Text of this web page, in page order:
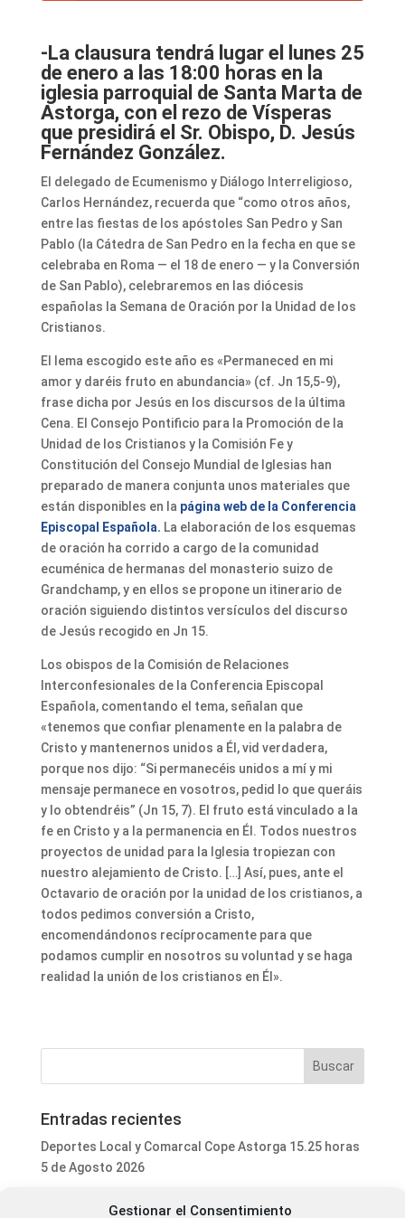
Gestionar el Consentimiento
-La clausura tendrá lugar el lunes 25
de enero a las 18:00 horas en la
iglesia parroquial de Santa Marta de
Astorga, con el rezo de Vísperas
que presidirá el Sr. Obispo, D. Jesús
Fernández González.
El delegado de Ecumenismo y Diálogo Interreligioso,
Carlos Hernández, recuerda que “como otros años,
entre las fiestas de los apóstoles San Pedro y San
Pablo (la Cátedra de San Pedro en la fecha en que se
celebraba en Roma — el 18 de enero — y la Conversión
de San Pablo), celebraremos en las diócesis
españolas la Semana de Oración por la Unidad de los
Cristianos.
El lema escogido este año es «Permaneced en mi
amor y daréis fruto en abundancia» (cf. Jn 15,5-9),
frase dicha por Jesús en los discursos de la última
Cena. El Consejo Pontificio para la Promoción de la
Unidad de los Cristianos y la Comisión Fe y
Constitución del Consejo Mundial de Iglesias han
preparado de manera conjunta unos materiales que
están disponibles en la página web de la Conferencia
Episcopal Española. La elaboración de los esquemas
de oración ha corrido a cargo de la comunidad
ecuménica de hermanas del monasterio suizo de
Grandchamp, y en ellos se propone un itinerario de
oración siguiendo distintos versículos del discurso
de Jesús recogido en Jn 15.
Los obispos de la Comisión de Relaciones
Interconfesionales de la Conferencia Episcopal
Española, comentando el tema, señalan que
«tenemos que confiar plenamente en la palabra de
Cristo y mantenernos unidos a Él, vid verdadera,
porque nos dijo: “Si permanecéis unidos a mí y mi
mensaje permanece en vosotros, pedid lo que queráis
y lo obtendréis” (Jn 15, 7). El fruto está vinculado a la
fe en Cristo y a la permanencia en Él. Todos nuestros
proyectos de unidad para la Iglesia tropiezan con
nuestro alejamiento de Cristo. […] Así, pues, ante el
Octavario de oración por la unidad de los cristianos, a
todos pedimos conversión a Cristo,
encomendándonos recíprocamente para que
podamos cumplir en nosotros su voluntad y se haga
realidad la unión de los cristianos en Él».
Entradas recientes
Deportes Local y Comarcal Cope Astorga 15.25 horas
5 de Agosto 2026